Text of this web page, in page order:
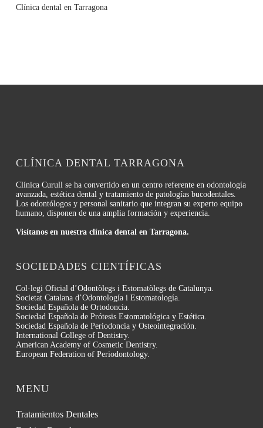
Clínica dental en Tarragona
CLÍNICA DENTAL TARRAGONA
Clínica Curull se ha convertido en un centro referente en odontología
avanzada, estética dental y tratamiento de patologías bucodentales.
Los odontólogos y personal sanitario que integran su experto equipo
humano, disponen de una amplia formación y experiencia.
Visítanos en nuestra clínica dental en Tarragona.
SOCIEDADES CIENTÍFICAS
Col·legi Oficial d’Odontòlegs i Estomatòlegs de Catalunya.
Societat Catalana d’Odontología i Estomatología.
Sociedad Española de Ortodoncia.
Sociedad Española de Prótesis Estomatológica y Estética.
Sociedad Española de Periodoncia y Osteointegración.
International College of Dentistry.
American Academy of Cosmetic Dentistry.
European Federation of Periodontology.
MENU
Tratamientos Dentales